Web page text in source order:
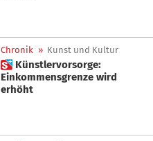
Chronik » Kunst und Kultur
 Künstlervorsorge:
Einkommensgrenze wird
erhöht